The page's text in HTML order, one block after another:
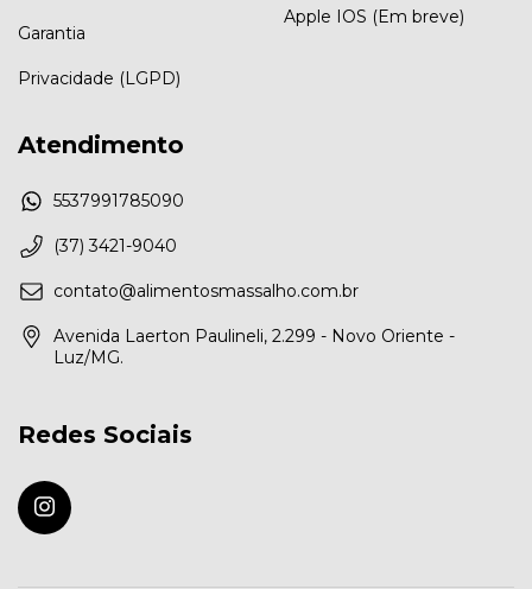
Garantia
Privacidade (LGPD)
Apple IOS (Em breve)
Atendimento
5537991785090
(37) 3421-9040
contato@alimentosmassalho.com.br
Avenida Laerton Paulineli, 2.299 - Novo Oriente -
Luz/MG.
Redes Sociais